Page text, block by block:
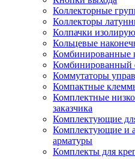
Коллекторные
Коллекторы
Колпачки
Кольцевые
Комбинированные
Комбинированный
Коммутаторы
Компактные
Комплектные
заказчика
Комплектующие
Комплектующие и
арматуры
Комплекты для